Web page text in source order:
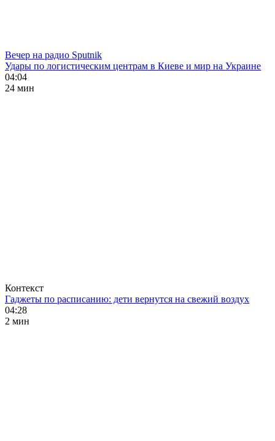
Вечер на радио Sputnik
Удары по логистическим центрам в Киеве и мир на Украине
04:04
24 мин
Контекст
Гаджеты по расписанию: дети вернутся на свежий воздух
04:28
2 мин